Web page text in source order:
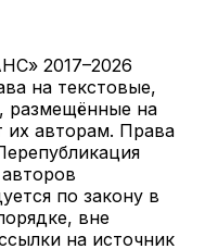
2017–2026
на текстовые,
размещённые на
их авторам. Права
по закону в
вне
на источник